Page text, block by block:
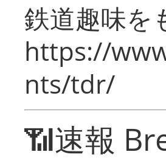
鉄道趣味を
https://
nts/tdr/
📶速報